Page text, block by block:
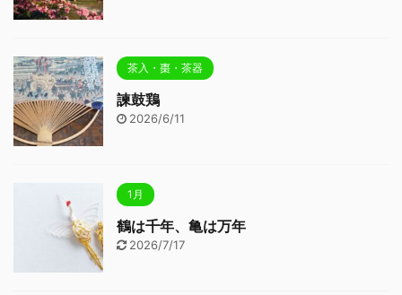
茶入・棗・茶器
諫鼓鶏
2026/6/11
1月
鶴は千年、亀は万年
2026/7/17